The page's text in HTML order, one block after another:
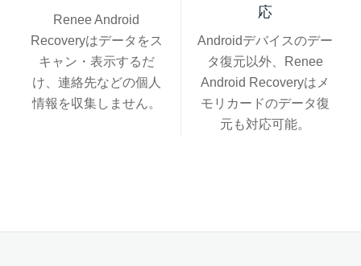
Renee Android
Recoveryはデータをス
キャン・表示するだ
け、連絡先などの個人
情報を収集しません。
応
Androidデバイスのデー
タ復元以外、Renee
Android Recoveryはメ
モリカードのデータ復
元も対応可能。